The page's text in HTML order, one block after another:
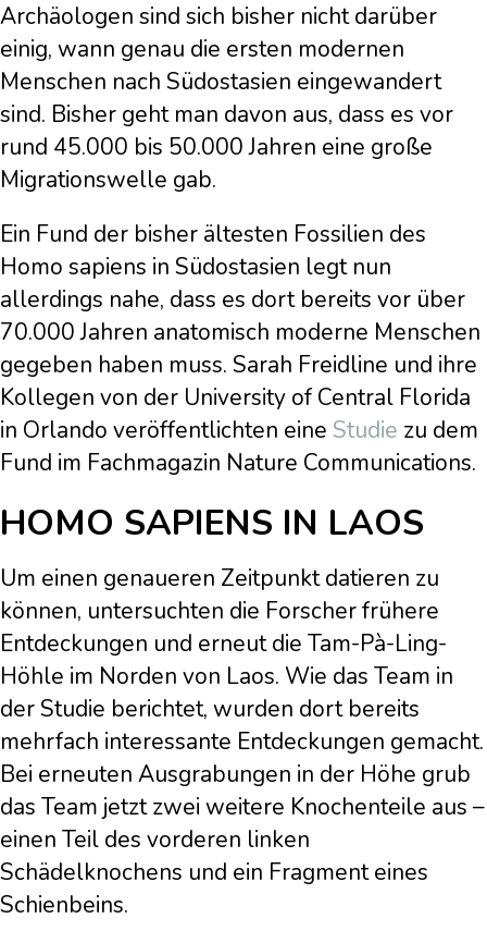
Archäologen sind sich bisher nicht darüber
einig, wann genau die ersten modernen
Menschen nach Südostasien eingewandert
sind. Bisher geht man davon aus, dass es vor
rund 45.000 bis 50.000 Jahren eine große
Migrationswelle gab.
Ein Fund der bisher ältesten Fossilien des
Homo sapiens in Südostasien legt nun
allerdings nahe, dass es dort bereits vor über
70.000 Jahren anatomisch moderne Menschen
gegeben haben muss. Sarah Freidline und ihre
Kollegen von der University of Central Florida
in Orlando veröffentlichten eine Studie zu dem
Fund im Fachmagazin Nature Communications.
HOMO SAPIENS IN LAOS
Um einen genaueren Zeitpunkt datieren zu
können, untersuchten die Forscher frühere
Entdeckungen und erneut die Tam-Pà-Ling-
Höhle im Norden von Laos. Wie das Team in
der Studie berichtet, wurden dort bereits
mehrfach interessante Entdeckungen gemacht.
Bei erneuten Ausgrabungen in der Höhe grub
das Team jetzt zwei weitere Knochenteile aus –
einen Teil des vorderen linken
Schädelknochens und ein Fragment eines
Schienbeins.